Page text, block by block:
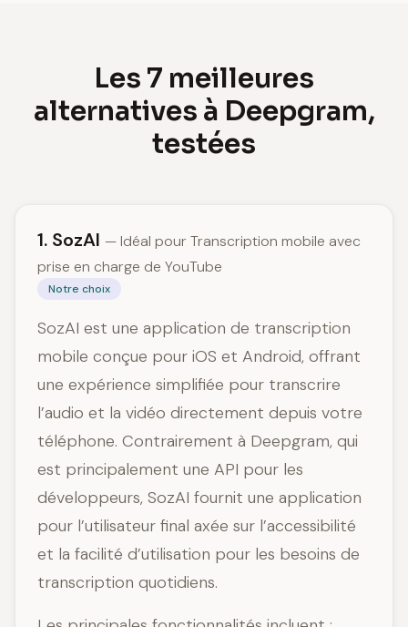
Les 7 meilleures
alternatives à Deepgram,
testées
1. SozAI — Idéal pour Transcription mobile avec
prise en charge de YouTube
Notre choix
SozAI est une application de transcription
mobile conçue pour iOS et Android, offrant
une expérience simplifiée pour transcrire
l’audio et la vidéo directement depuis votre
téléphone. Contrairement à Deepgram, qui
est principalement une API pour les
développeurs, SozAI fournit une application
pour l’utilisateur final axée sur l’accessibilité
et la facilité d’utilisation pour les besoins de
transcription quotidiens.